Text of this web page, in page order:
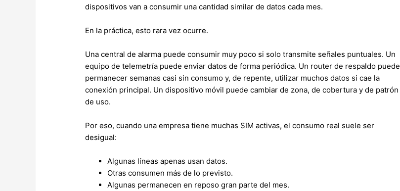
dispositivos van a consumir una cantidad similar de datos cada mes.
En la práctica, esto rara vez ocurre.
Una central de alarma puede consumir muy poco si solo transmite señales puntuales. Un
equipo de telemetría puede enviar datos de forma periódica. Un router de respaldo puede
permanecer semanas casi sin consumo y, de repente, utilizar muchos datos si cae la
conexión principal. Un dispositivo móvil puede cambiar de zona, de cobertura y de patrón
de uso.
Por eso, cuando una empresa tiene muchas SIM activas, el consumo real suele ser
desigual:
Algunas líneas apenas usan datos.
Otras consumen más de lo previsto.
Algunas permanecen en reposo gran parte del mes.